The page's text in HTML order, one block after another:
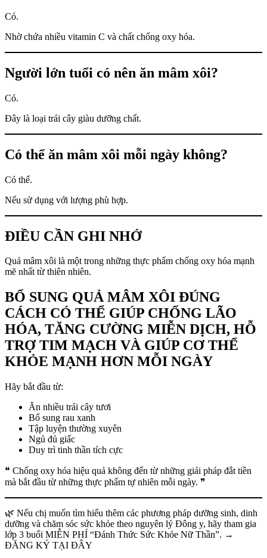
Có.
Nhờ chứa nhiều vitamin C và chất chống oxy hóa.
Người lớn tuổi có nên ăn mâm xôi?
Có.
Đây là loại trái cây giàu dưỡng chất.
Có thể ăn mâm xôi mỗi ngày không?
Có thể.
Nếu sử dụng với lượng phù hợp.
ĐIỀU CẦN GHI NHỚ
Quả mâm xôi là một trong những thực phẩm chống oxy hóa mạnh
mẽ nhất từ thiên nhiên.
BỔ SUNG QUẢ MÂM XÔI ĐÚNG
CÁCH CÓ THỂ GIÚP CHỐNG LÃO
HÓA, TĂNG CƯỜNG MIỄN DỊCH, HỖ
TRỢ TIM MẠCH VÀ GIÚP CƠ THỂ
KHỎE MẠNH HƠN MỖI NGÀY
Hãy bắt đầu từ:
Ăn nhiều trái cây tươi
Bổ sung rau xanh
Tập luyện thường xuyên
Ngủ đủ giấc
Duy trì tinh thần tích cực
❝ Chống oxy hóa hiệu quả không đến từ những giải pháp đắt tiền
mà bắt đầu từ những thực phẩm tự nhiên mỗi ngày. ❞
🌿 Nếu chị muốn tìm hiểu thêm các phương pháp dưỡng sinh, dinh
dưỡng và chăm sóc sức khỏe theo nguyên lý Đông y, hãy tham gia
lớp 3 buổi MIỄN PHÍ “Đánh Thức Sức Khỏe Nữ Thần”. →
ĐĂNG KÝ TẠI ĐÂY